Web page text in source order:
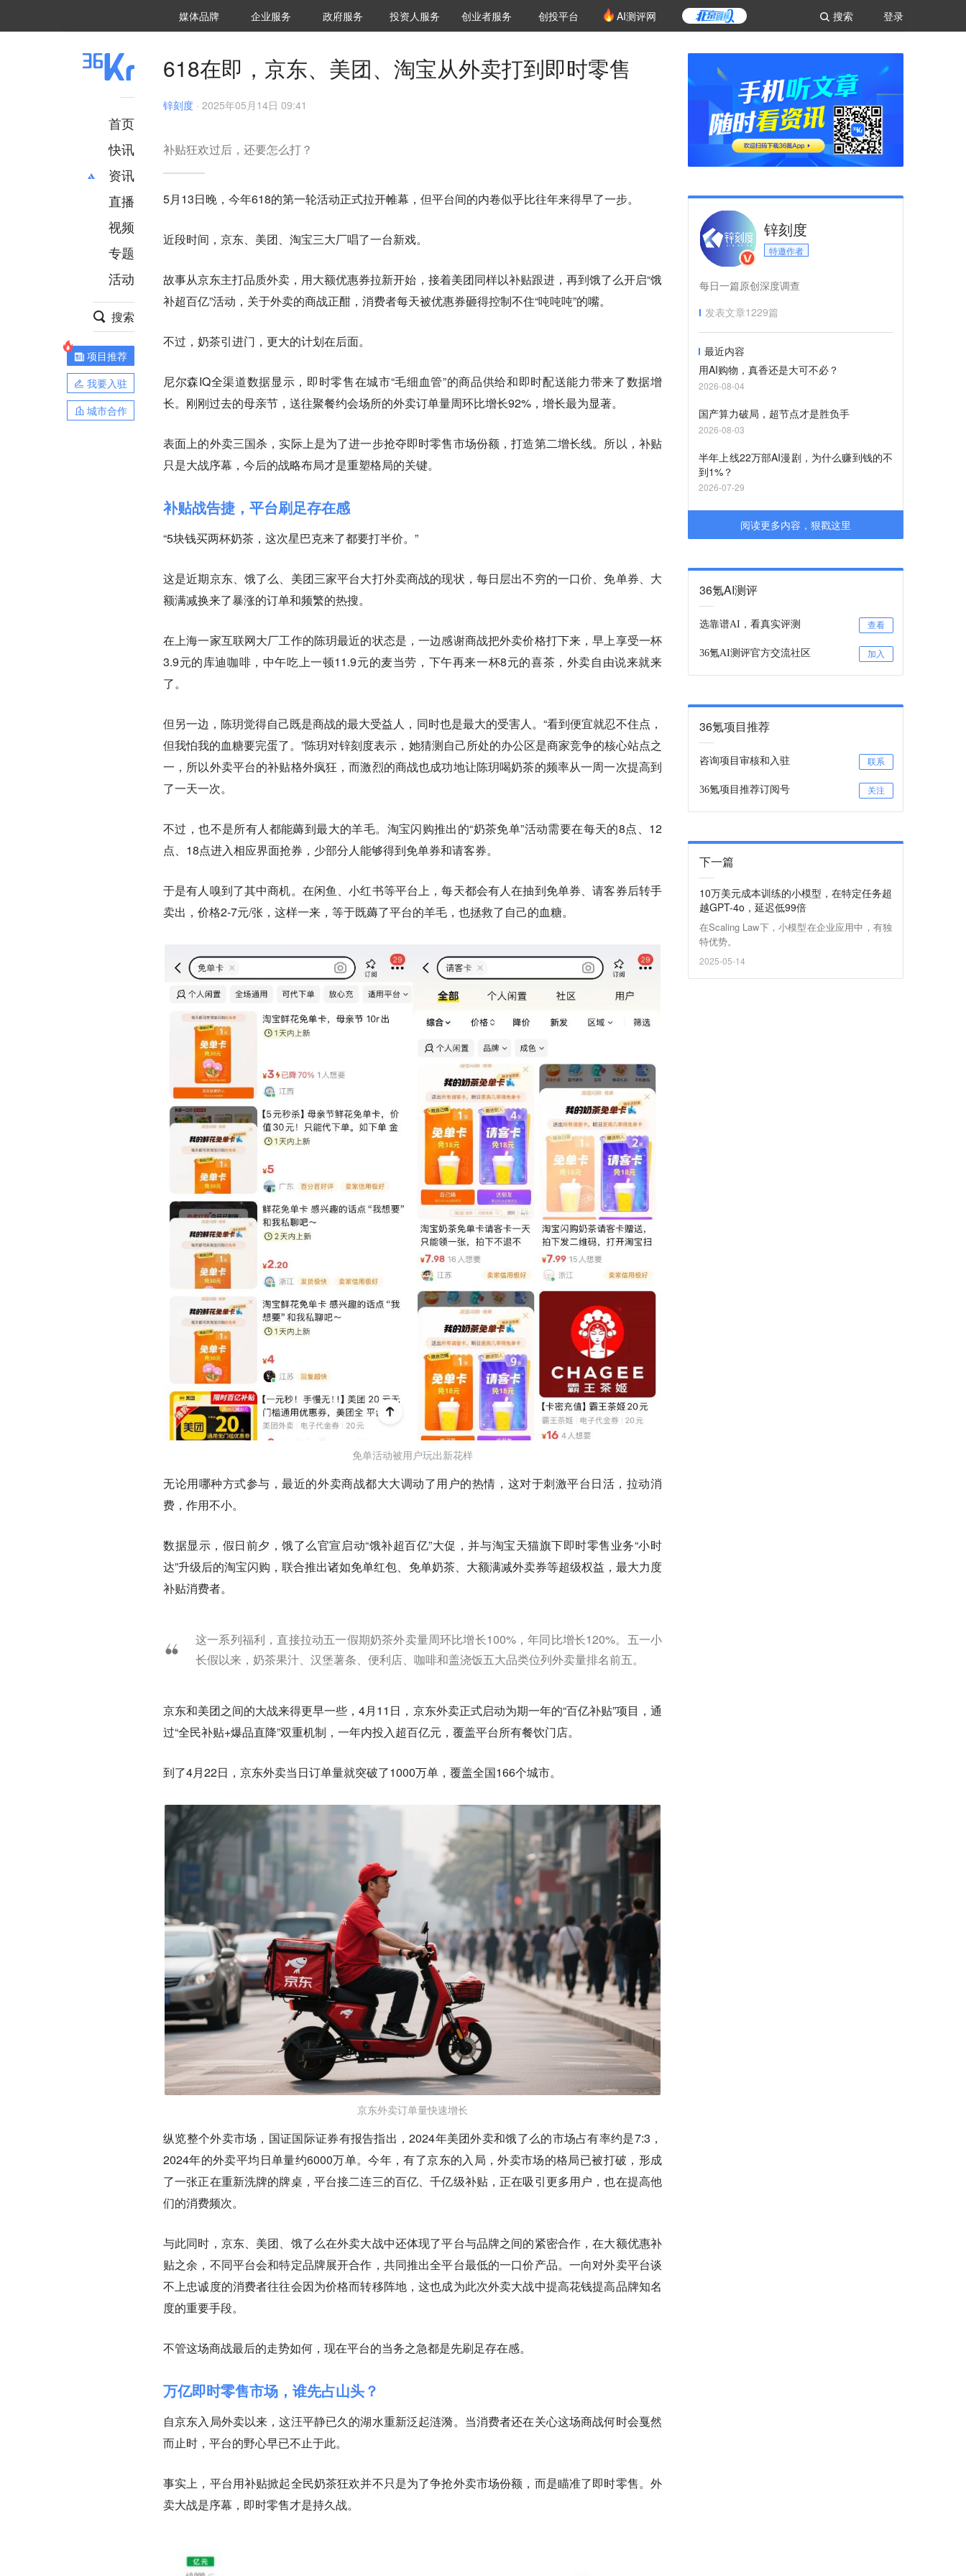
登录
搜索
媒体品牌 36Kr研究院
企业服务 城市之窗
政府服务 VClub投资机构库
投资机构职位推介
投资人服务 创投氪堂
创业者服务 创投平台 AI测评网
首页
快讯
资讯
推荐
财经
项目推荐
安徽
直播
视频
专题
活动
搜索
项目推荐
我要入驻
城市合作
618在即，京东、美团、淘宝从外卖打到即时零售
锌刻度 · 2025年05月14日 09:41
补贴狂欢过后，还要怎么打？
5月13日晚，今年618的第一轮活动正式拉开帷幕，但平台间的内卷似乎比往年来得早了一步。
近段时间，京东、美团、淘宝三大厂唱了一台新戏。
故事从京东主打品质外卖，用大额优惠券拉新开始，接着美团同样以补贴跟进，再到饿了么开启“饿
补超百亿”活动，关于外卖的商战正酣，消费者每天被优惠券砸得控制不住“吨吨吨”的嘴。
不过，奶茶引进门，更大的计划在后面。
尼尔森IQ全渠道数据显示，即时零售在城市“毛细血管”的商品供给和即时配送能力带来了数据增
长。刚刚过去的母亲节，送往聚餐约会场所的外卖订单量周环比增长92%，增长最为显著。
表面上的外卖三国杀，实际上是为了进一步抢夺即时零售市场份额，打造第二增长线。所以，补贴
只是大战序幕，今后的战略布局才是重塑格局的关键。
补贴战告捷，平台刷足存在感
“5块钱买两杯奶茶，这次星巴克来了都要打半价。”
这是近期京东、饿了么、美团三家平台大打外卖商战的现状，每日层出不穷的一口价、免单券、大
额满减换来了暴涨的订单和频繁的热搜。
在上海一家互联网大厂工作的陈玥最近的状态是，一边感谢商战把外卖价格打下来，早上享受一杯
3.9元的库迪咖啡，中午吃上一顿11.9元的麦当劳，下午再来一杯8元的喜茶，外卖自由说来就来
了。
但另一边，陈玥觉得自己既是商战的最大受益人，同时也是最大的受害人。“看到便宜就忍不住点，
但我怕我的血糖要完蛋了。”陈玥对锌刻度表示，她猜测自己所处的办公区是商家竞争的核心站点之
一，所以外卖平台的补贴格外疯狂，而激烈的商战也成功地让陈玥喝奶茶的频率从一周一次提高到
了一天一次。
不过，也不是所有人都能薅到最大的羊毛。淘宝闪购推出的“奶茶免单”活动需要在每天的8点、12
点、18点进入相应界面抢券，少部分人能够得到免单券和请客券。
于是有人嗅到了其中商机。在闲鱼、小红书等平台上，每天都会有人在抽到免单券、请客券后转手
卖出，价格2-7元/张，这样一来，等于既薅了平台的羊毛，也拯救了自己的血糖。
免单活动被用户玩出新花样
无论用哪种方式参与，最近的外卖商战都大大调动了用户的热情，这对于刺激平台日活，拉动消
费，作用不小。
数据显示，假日前夕，饿了么官宣启动“饿补超百亿”大促，并与淘宝天猫旗下即时零售业务“小时
达”升级后的淘宝闪购，联合推出诸如免单红包、免单奶茶、大额满减外卖券等超级权益，最大力度
补贴消费者。
这一系列福利，直接拉动五一假期奶茶外卖量周环比增长100%，年同比增长120%。五一小
长假以来，奶茶果汁、汉堡薯条、便利店、咖啡和盖浇饭五大品类位列外卖量排名前五。
京东和美团之间的大战来得更早一些，4月11日，京东外卖正式启动为期一年的“百亿补贴”项目，通
过“全民补贴+爆品直降”双重机制，一年内投入超百亿元，覆盖平台所有餐饮门店。
到了4月22日，京东外卖当日订单量就突破了1000万单，覆盖全国166个城市。
京东外卖订单量快速增长
纵览整个外卖市场，国证国际证券有报告指出，2024年美团外卖和饿了么的市场占有率约是7:3，
2024年的外卖平均日单量约6000万单。今年，有了京东的入局，外卖市场的格局已被打破，形成
了一张正在重新洗牌的牌桌 ，平台接二连三的百亿、千亿级补贴，正在吸引更多用户，也在提高他
们的消费频次。
与此同时，京东、美团、饿了么在外卖大战中还体现了平台与品牌之间的紧密合作，在大额优惠补
贴之余，不同平台会和特定品牌展开合作，共同推出全平台最低的一口价产品。 一向对外卖平台谈
不上忠诚度的消费者往往会因为价格而转移阵地，这也成为此次外卖大战中提高花钱提高品牌知名
度的重要手段。
不管这场商战最后的走势如何，现在平台的当务之急都是先刷足存在感。
万亿即时零售市场，谁先占山头？
自京东入局外卖以来，这汪平静已久的湖水重新泛起涟漪。当消费者还在关心这场商战何时会戛然
而止时，平台的野心早已不止于此。
事实上，平台用补贴掀起全民奶茶狂欢并不只是为了争抢外卖市场份额，而是瞄准了即时零售。 外
卖大战是序幕，即时零售才是持久战。
锌刻度
特邀作者
每日一篇原创深度调查
发表文章1229篇
最近内容
用AI购物，真香还是大可不必？
2026-08-04
国产算力破局，超节点才是胜负手
2026-08-03
半年上线22万部AI漫剧，为什么赚到钱的不
到1%？
2026-07-29
阅读更多内容，狠戳这里
36氪AI测评
选靠谱AI，看真实评测 查看
36氪AI测评官方交流社区 加入
36氪项目推荐
咨询项目审核和入驻 联系
36氪项目推荐订阅号 关注
下一篇
10万美元成本训练的小模型，在特定任务超
越GPT-4o，延迟低99倍
在Scaling Law下，小模型在企业应用中，有独
特优势。
2025-05-14